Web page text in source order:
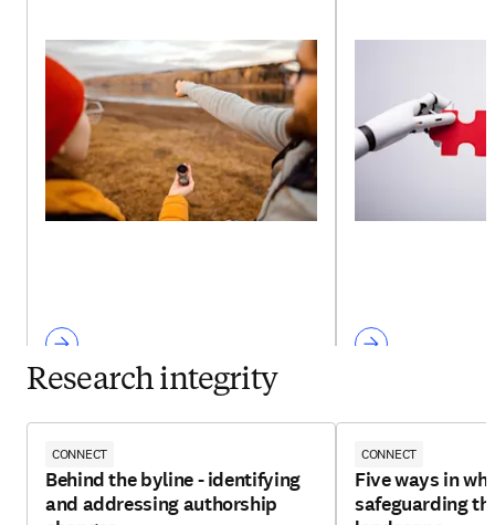
Research integrity
CONNECT
Behind the byline - identifying
and addressing authorship
CONNECT
Five ways in
safeguarding